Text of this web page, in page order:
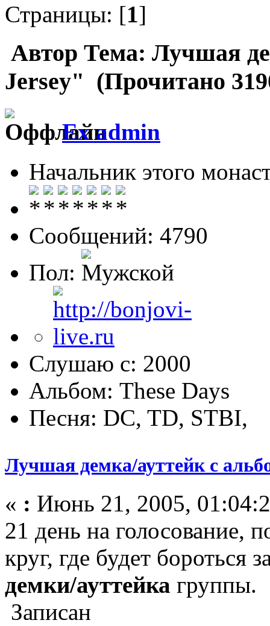
Страницы: [1]
Автор Тема: Лучшая
Jersey" (Прочитано
Ex admin
Начальник этого
Сообщений: 4790
Пол:
Слушаю с: 2000
Альбом: These Days
Песня: DC, TD, STBI,
Лучшая демка/ауттейк с
« : Июнь 21, 2005,
21 день на голосование,
круг, где будет бороться
демки/ауттейка группы.
Записан